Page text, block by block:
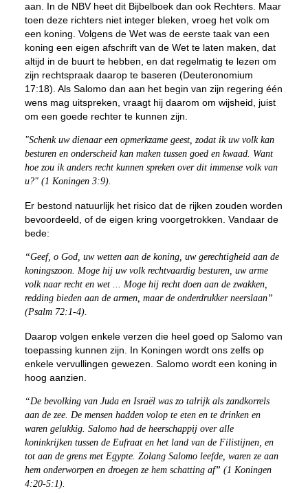
aan. In de NBV heet dit Bijbelboek dan ook Rechters. Maar
toen deze richters niet integer bleken, vroeg het volk om
een koning. Volgens de Wet was de eerste taak van een
koning een eigen afschrift van de Wet te laten maken, dat
altijd in de buurt te hebben, en dat regelmatig te lezen om
zijn rechtspraak daarop te baseren (Deuteronomium
17:18). Als Salomo dan aan het begin van zijn regering één
wens mag uitspreken, vraagt hij daarom om wijsheid, juist
om een goede rechter te kunnen zijn.
"Schenk uw dienaar een opmerkzame geest, zodat ik uw volk kan
besturen en onderscheid kan maken tussen goed en kwaad. Want
hoe zou ik anders recht kunnen spreken over dit immense volk van
u?" (1 Koningen 3:9).
Er bestond natuurlijk het risico dat de rijken zouden worden
bevoordeeld, of de eigen kring voorgetrokken. Vandaar de
bede:
“Geef, o God, uw wetten aan de koning, uw gerechtigheid aan de
koningszoon. Moge hij uw volk rechtvaardig besturen, uw arme
volk naar recht en wet ... Moge hij recht doen aan de zwakken,
redding bieden aan de armen, maar de onderdrukker neerslaan”
(Psalm 72:1-4).
Daarop volgen enkele verzen die heel goed op Salomo van
toepassing kunnen zijn. In Koningen wordt ons zelfs op
enkele vervullingen gewezen. Salomo wordt een koning in
hoog aanzien.
“De bevolking van Juda en Israël was zo talrijk als zandkorrels
aan de zee. De mensen hadden volop te eten en te drinken en
waren gelukkig. Salomo had de heerschappij over alle
koninkrijken tussen de Eufraat en het land van de Filistijnen, en
tot aan de grens met Egypte. Zolang Salomo leefde, waren ze aan
hem onderworpen en droegen ze hem schatting af” (1 Koningen
4:20-5:1).